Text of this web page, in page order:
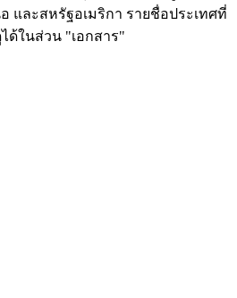
และสหรัฐอเมริกา รายชื่อประเทศที่
ด้ในส่วน "เอกสาร"